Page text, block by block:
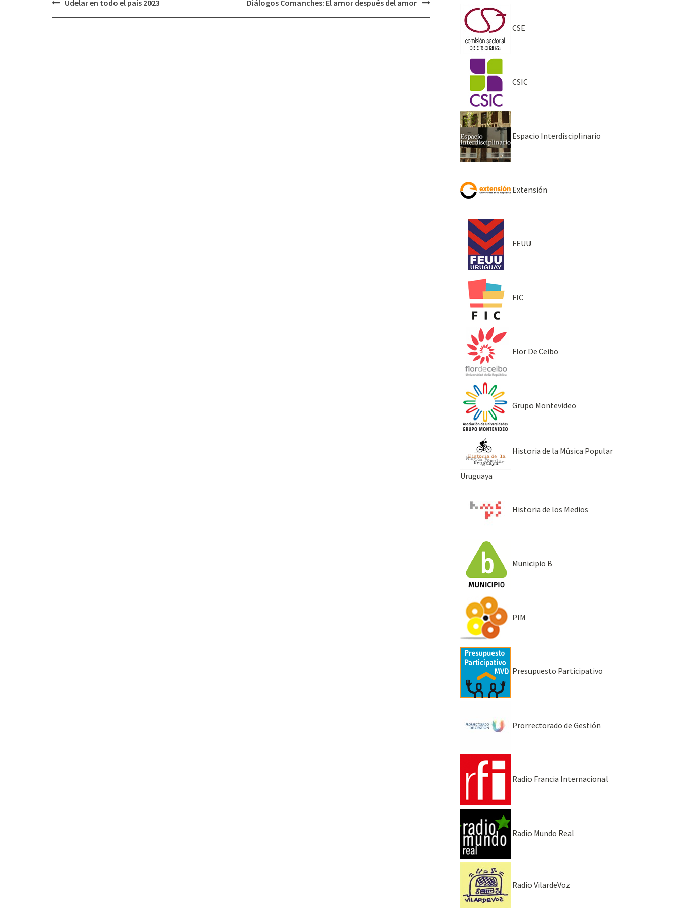
Udelar en todo el país 2023 Diálogos Comanches: El amor después del amor
CSE
CSIC
Espacio Interdisciplinario
Extensión
FEUU
FIC
Flor De Ceibo
Grupo Montevideo
Historia de la Música Popular
Uruguaya
Historia de los Medios
Municipio B
PIM
Presupuesto Participativo
Prorrectorado de Gestión
Radio Francia Internacional
Radio Mundo Real
Radio VilardeVoz